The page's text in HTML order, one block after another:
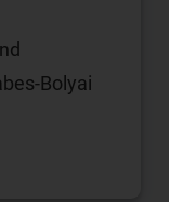
Bolyai